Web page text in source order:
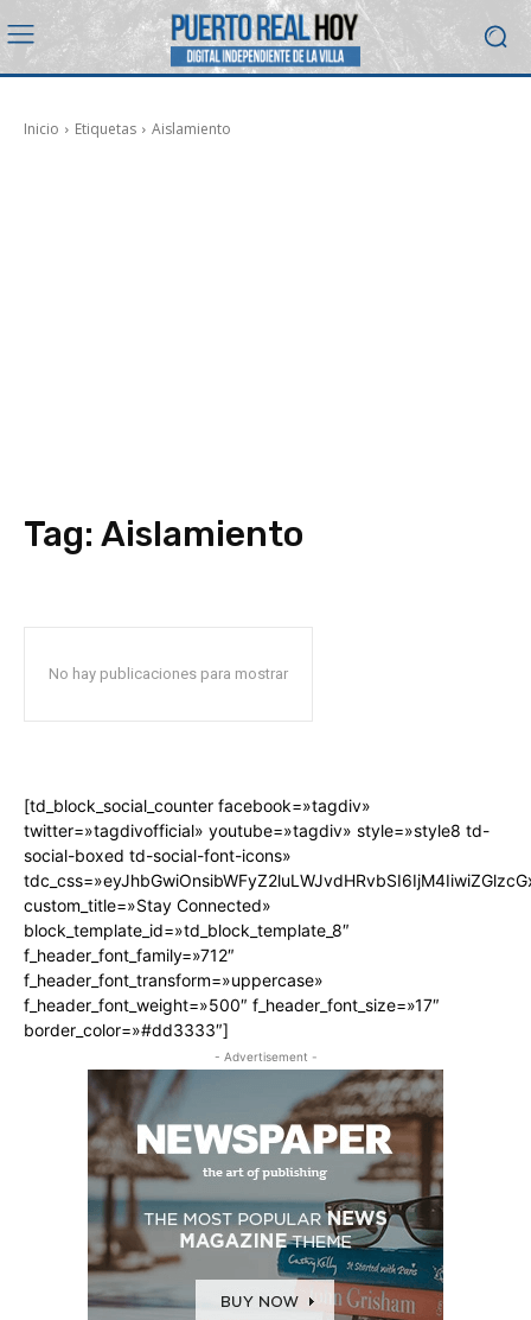
Inicio Etiquetas Aislamiento
Tag: Aislamiento
No hay publicaciones para mostrar
[td_block_social_counter facebook=»tagdiv»
twitter=»tagdivofficial» youtube=»tagdiv» style=»style8 td-
social-boxed td-social-font-icons»
custom_title=»Stay Connected»
block_template_id=»td_block_template_8″
f_header_font_family=»712″
f_header_font_transform=»uppercase»
f_header_font_weight=»500″ f_header_font_size=»17″
border_color=»#dd3333″]
- Advertisement -